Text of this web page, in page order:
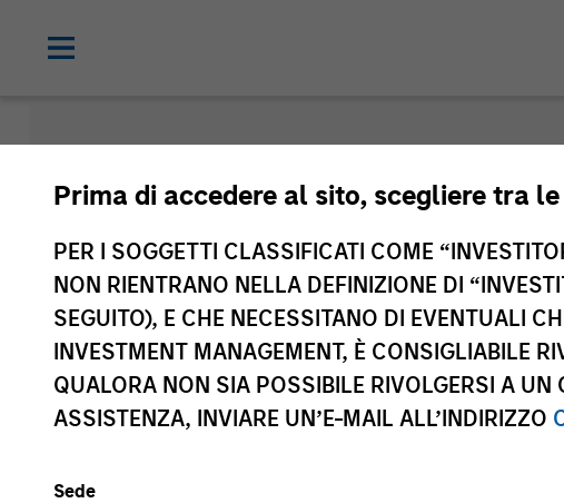
Prima di accedere al sito, scegliere tra
PER I SOGGETTI CLASSIFICATI COME
NON RIENTRANO NELLA DEFINIZIONE DI
SEGUITO), E CHE NECESSITANO DI EVENTUALI
INVESTMENT MANAGEMENT, È CONSIGLIABILE
QUALORA NON SIA POSSIBILE RIVOLGERSI A
ASSISTENZA, INVIARE UN’E-MAIL ALL’INDIRIZZO
Sede
Morgan
Funds